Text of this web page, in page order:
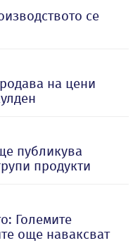
се
на цени
публикува
продукти
Големите
още наваксват